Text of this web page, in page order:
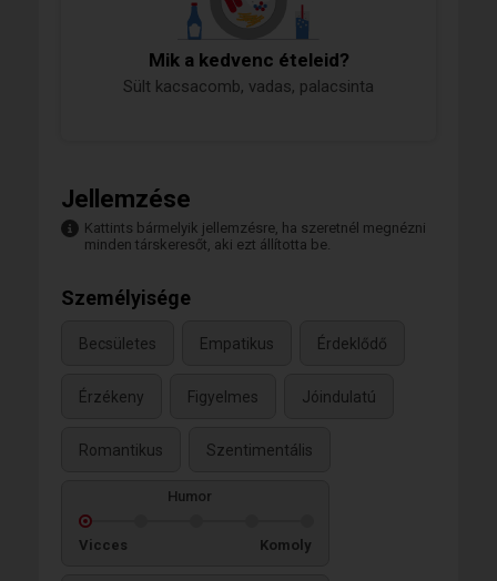
Mik a kedvenc ételeid?
Sült kacsacomb, vadas, palacsinta
Jellemzése
Kattints bármelyik jellemzésre, ha szeretnél megnézni
minden társkeresőt, aki ezt állította be.
Személyisége
Becsületes Empatikus Érdeklődő
Érzékeny Figyelmes Jóindulatú
Romantikus Szentimentális
Humor
Vicces Komoly